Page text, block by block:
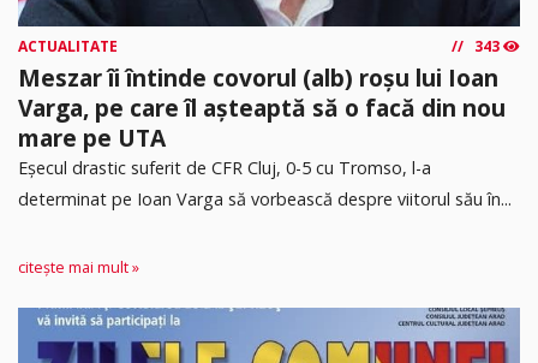
ACTUALITATE 343
Meszar îi întinde covorul (alb) roșu lui Ioan
Varga, pe care îl așteaptă să o facă din nou
mare pe UTA
Eșecul drastic suferit de CFR Cluj, 0-5 cu Tromso, l-a
determinat pe Ioan Varga să vorbească despre viitorul său în...
citește mai mult »